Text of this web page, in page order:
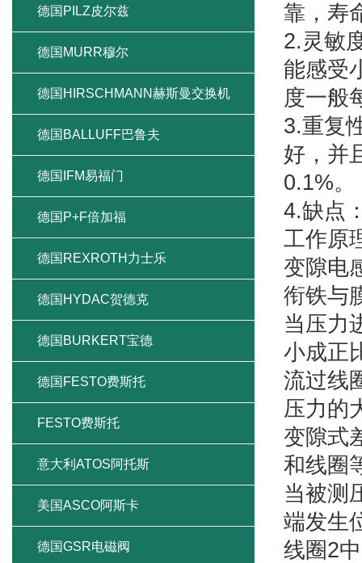
靠，寿
2.灵敏
能感受
度一般
3.重复
好，并
0.1%。
4.缺点
工作原
变隙电
衔铁与
当压力
小成正
流过线
压力的
变隙式
和线圈
当被测
端发生
线圈2
德国PILZ皮尔兹
德国MURR穆尔
德国HIRSCHMANN赫斯曼交换机
德国BALLUFF巴鲁夫
德国IFM易福门
德国P+F倍加福
德国REXROTH力士乐
德国HYDAC贺德克
德国BURKERT宝德
德国FESTO费斯托
FESTO费斯托
意大利ATOS阿托斯
美国ASCO阿斯卡
德国GSR电磁阀